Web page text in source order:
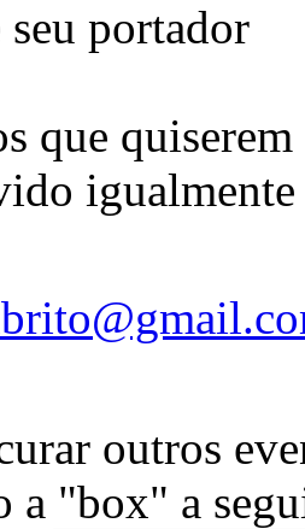
portador
que
outros
a "box" a